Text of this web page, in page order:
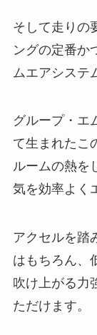
そして走りの
ングの定番か
ムエアシステ
グループ・エ
て生まれたこ
ルームの熱を
気を効率よく
アクセルを踏
はもちろん、
吹け上がる力
ただけます。